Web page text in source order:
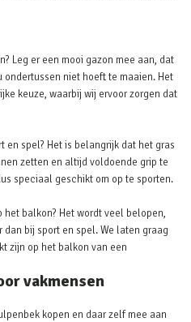
Leg er een mooi gazon mee aan, dat
niet hoeft te maaien. Het
keuze, waarbij wij ervoor zorgen dat
en spel? Het is belangrijk dat het gras
zetten en altijd voldoende grip te
speciaal geschikt om op te sporten.
het balkon? Het wordt veel belopen,
bij sport en spel. We laten graag
zijn op het balkon van een
vakmensen
kopen en daar zelf mee aan